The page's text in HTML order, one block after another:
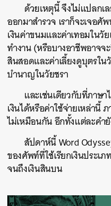
ด้วยเหตุนี้ จึงไม่แปลก
ออกมาสำรวจ เราก็จะเจอ
เงินค่าขนมและค่าเทอมในวั
ทำงาน (หรือบางอาชีพอาจ
สินสอดและค่าเลี้ยงดูบุตรใน
บำนาญในวัยชรา
และเช่นเดียวกับที่ภาษา
เงินได้หรือค่าใช้จ่ายเหล่านี้
ไม่เหมือนกัน อีกทั้งแต่ละคำ
สัปดาห์นี้Word
ของศัพท์ที่ใช้เรียกเงินประเ
จนถึงเงินสินบน